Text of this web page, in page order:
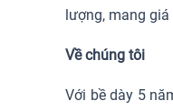
lượng, mang
Về chúng tôi
Với bề dày 5